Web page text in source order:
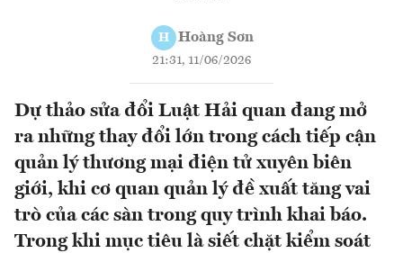
H Hoàng Sơn
21:31, 11/06/2026
Dự thảo sửa đổi Luật Hải quan đang mở
ra những thay đổi lớn trong cách tiếp cận
quản lý thương mại điện tử xuyên biên
giới, khi cơ quan quản lý đề xuất tăng vai
trò của các sàn trong quy trình khai báo.
Trong khi mục tiêu là siết chặt kiểm soát